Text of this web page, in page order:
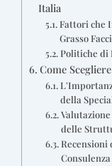
Italia
Fattori che
Grasso
Politiche di
Come
della
delle
Recensioni
Consulenza